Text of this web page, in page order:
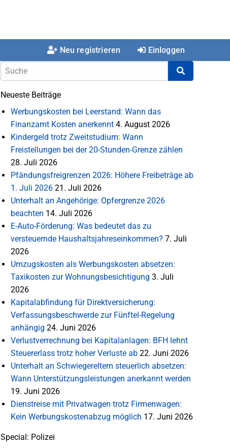
Neu registrieren Einloggen
Neueste Beiträge
Werbungskosten bei Leerstand: Wann das
Finanzamt Kosten anerkennt 4. August 2026
Kindergeld trotz Zweitstudium: Wann
Freistellungen bei der 20-Stunden-Grenze zählen
28. Juli 2026
Pfändungsfreigrenzen 2026: Höhere Freibeträge ab
1. Juli 2026 21. Juli 2026
Unterhalt an Angehörige: Opfergrenze 2026
beachten 14. Juli 2026
E-Auto-Förderung: Was bedeutet das zu
versteuernde Haushaltsjahreseinkommen? 7. Juli
2026
Umzugskosten als Werbungskosten absetzen:
Taxikosten zur Wohnungsbesichtigung 3. Juli
2026
Kapitalabfindung für Direktversicherung:
Verfassungsbeschwerde zur Fünftel-Regelung
anhängig 24. Juni 2026
Verlustverrechnung bei Kapitalanlagen: BFH lehnt
Steuererlass trotz hoher Verluste ab 22. Juni 2026
Unterhalt an Schwiegereltern steuerlich absetzen:
Wann Unterstützungsleistungen anerkannt werden
19. Juni 2026
Dienstreise mit Privatwagen trotz Firmenwagen:
Kein Werbungskostenabzug möglich 17. Juni 2026
Special: Polizei